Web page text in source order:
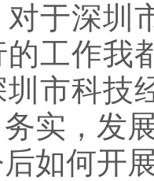
深圳市
工作我
市科技
实，发
何开展